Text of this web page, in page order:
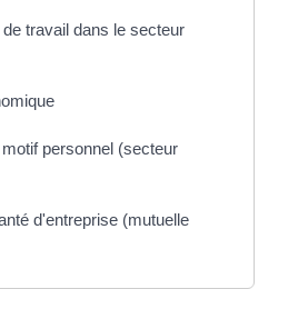
travail dans le secteur
personnel (secteur
d'entreprise (mutuelle